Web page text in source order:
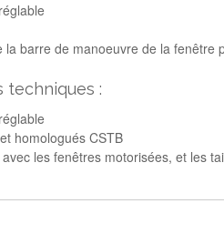
la barre de manoeuvre de la fenêtre
techniques :
homologués CSTB
les fenêtres motorisées, et les